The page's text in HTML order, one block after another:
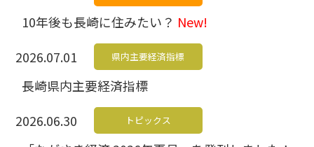
10年後も長崎に住みたい？ New!
2026.07.01
県内主要経済指標
長崎県内主要経済指標
2026.06.30
トピックス